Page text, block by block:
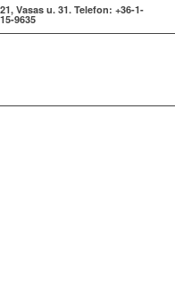
Vasas u. 31. Telefon: +36-1-
9635